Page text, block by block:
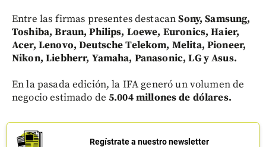
Entre las firmas presentes destacanSony, Samsung,
Toshiba, Braun, Philips, Loewe, Euronics, Haier,
Acer, Lenovo, Deutsche Telekom, Melita, Pioneer,
Nikon, Liebherr, Yamaha, Panasonic, LG y Asus.
En la pasada edición, la IFA generó un volumen de
negocio estimado de 5.004 millones de dólares.
Regístrate a nuestro newsletter